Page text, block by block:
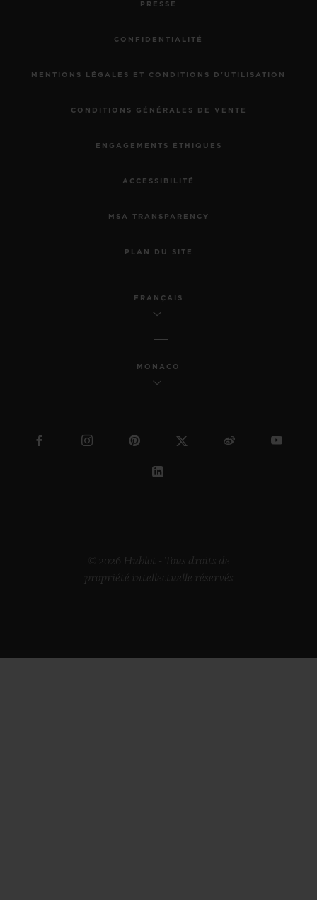
PRESSE
CONFIDENTIALITÉ
MENTIONS LÉGALES ET CONDITIONS D'UTILISATION
CONDITIONS GÉNÉRALES DE VENTE
ENGAGEMENTS ÉTHIQUES
ACCESSIBILITÉ
MSA TRANSPARENCY
PLAN DU SITE
FRANÇAIS
MONACO
© 2026 Hublot - Tous droits de
propriété intellectuelle réservés